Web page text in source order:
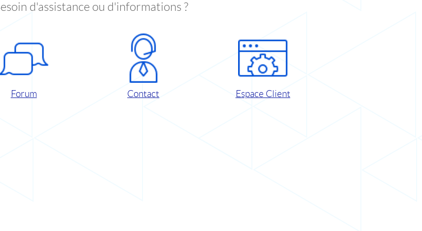
d'assistance ou d'informations ?
Forum Contact Espace Client